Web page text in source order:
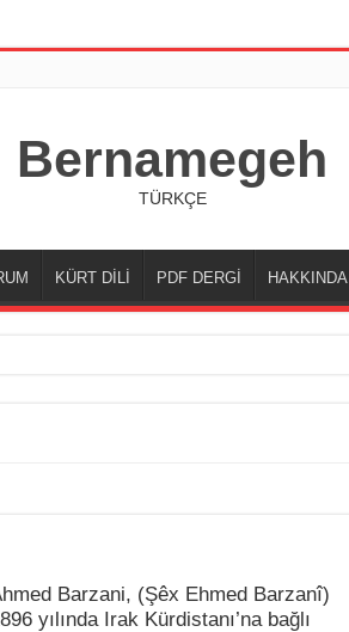
Bernamegeh
TÜRKÇE
KÜRT DİLİ PDF DERGİ HAKKINDA
Barzani, (Şêx Ehmed Barzanî)
yılında Irak Kürdistanı’na bağlı